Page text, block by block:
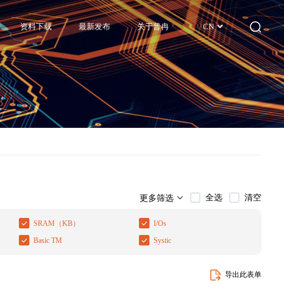
资料下载 最新发布 关于普冉 CN
更多筛选 全选 清空
SRAM（KB） I/Os
Basic TM Systic
导出此表单